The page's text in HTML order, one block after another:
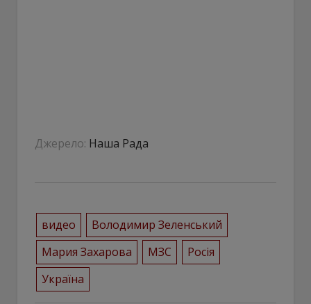
Джерело: Наша Рада
видео
Володимир Зеленський
Мария Захарова
МЗС
Росія
Україна